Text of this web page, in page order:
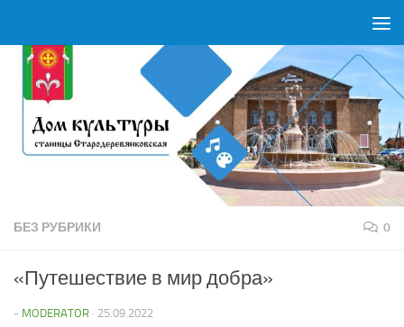
БЕЗ РУБРИКИ 0
«Путешествие в мир добра»
- MODERATOR · 25.09.2022